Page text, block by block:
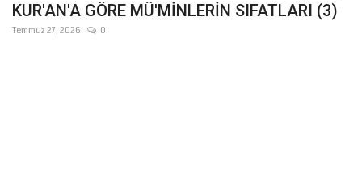
KUR'AN'A GÖRE MÜ'MİNLERİN SIFATLARI (3)
Temmuz 27, 2026 0